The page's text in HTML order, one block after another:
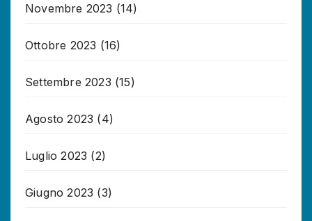
Novembre 2023 (14)
Ottobre 2023 (16)
Settembre 2023 (15)
Agosto 2023 (4)
Luglio 2023 (2)
Giugno 2023 (3)